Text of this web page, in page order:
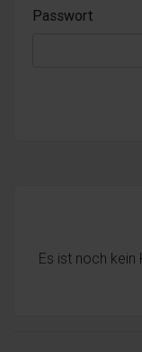
Passwort
Es ist noch